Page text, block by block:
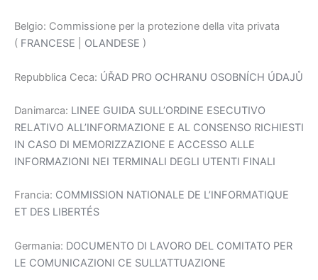
Belgio: Commissione per la protezione della vita privata
( FRANCESE OLANDESE )
Repubblica Ceca: ÚŘAD PRO OCHRANU OSOBNÍCH ÚDAJŮ
Danimarca: LINEE GUIDA SULL’ORDINE ESECUTIVO
RELATIVO ALL’INFORMAZIONE E AL CONSENSO RICHIESTI
IN CASO DI MEMORIZZAZIONE E ACCESSO ALLE
INFORMAZIONI NEI TERMINALI DEGLI UTENTI FINALI
Francia: COMMISSION NATIONALE DE L’INFORMATIQUE
ET DES LIBERTÉS
Germania: DOCUMENTO DI LAVORO DEL COMITATO PER
LE COMUNICAZIONI CE SULL’ATTUAZIONE